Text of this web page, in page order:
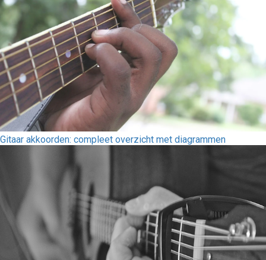
Gitaar akkoorden: compleet overzicht met diagrammen